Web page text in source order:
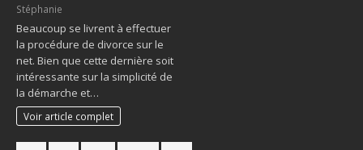
Stéphanie
Beaucoup se livrent à effectuer
la procédure de divorce sur le
net. Bien que cette dernière soit
intéressante sur la simplicité de
la démarche et…
Voir article complet